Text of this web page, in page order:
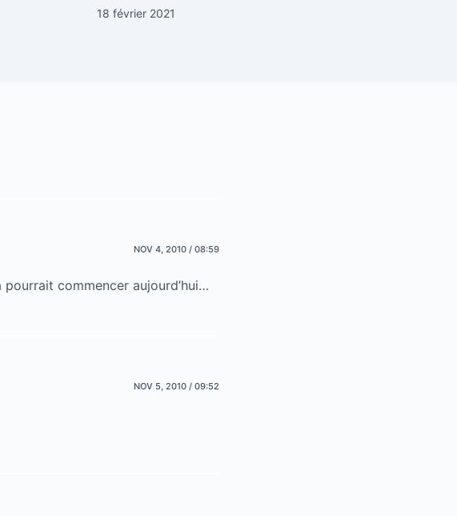
18 février 2021
NOV 4, 2010 / 08:59
commencer aujourd’hui…
NOV 5, 2010 / 09:52